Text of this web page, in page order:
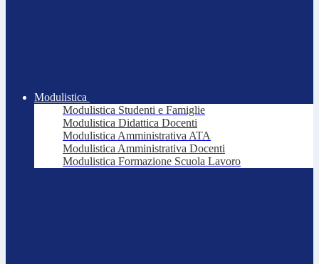
Modulistica
Modulistica Studenti e Famiglie
Modulistica Didattica Docenti
Modulistica Amministrativa ATA
Modulistica Amministrativa Docenti
Modulistica Formazione Scuola Lavoro